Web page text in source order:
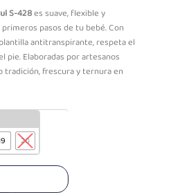
S-428es suave, flexible y
pasos de tu bebé. Con
antitranspirante, respeta el
pie. Elaboradas por artesanos
tradición, frescura y ternura en
20